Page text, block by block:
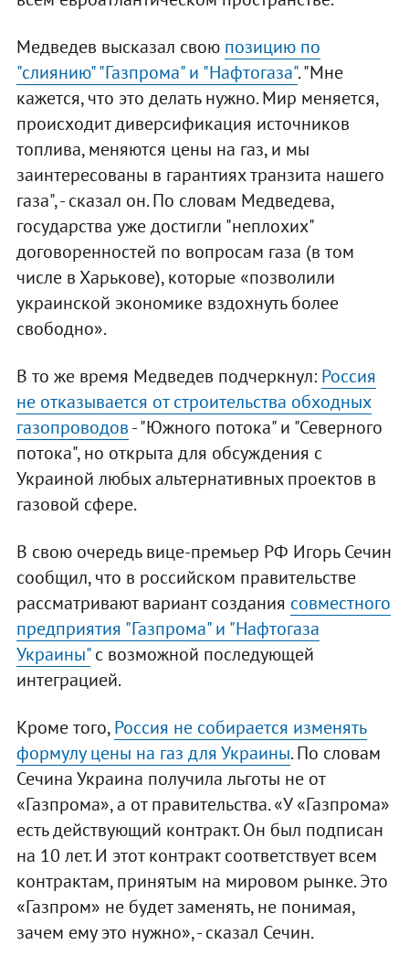
Медведев высказал свою позицию по
"слиянию" "Газпрома" и "Нафтогаза". "Мне
кажется, что это делать нужно. Мир меняется,
происходит диверсификация источников
топлива, меняются цены на газ, и мы
заинтересованы в гарантиях транзита нашего
газа", - сказал он. По словам Медведева,
государства уже достигли "неплохих"
договоренностей по вопросам газа (в том
числе в Харькове), которые «позволили
украинской экономике вздохнуть более
свободно».
В то же время Медведев подчеркнул: Россия
не отказывается от строительства обходных
газопроводов- "Южного потока" и "Северного
потока", но открыта для обсуждения с
Украиной любых альтернативных проектов в
газовой сфере.
В свою очередь вице-премьер РФ Игорь Сечин
сообщил, что в российском правительстве
рассматривают вариант создания совместного
предприятия "Газпрома" и "Нафтогаза
Украины"с возможной последующей
интеграцией.
Кроме того,Россия не собирается изменять
формулу цены на газ для Украины. По словам
Сечина Украина получила льготы не от
«Газпрома», а от правительства. «У «Газпрома»
есть действующий контракт. Он был подписан
на 10 лет. И этот контракт соответствует всем
контрактам, принятым на мировом рынке. Это
«Газпром» не будет заменять, не понимая,
зачем ему это нужно», - сказал Сечин.